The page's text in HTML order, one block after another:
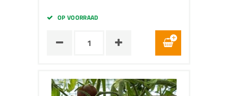
OP VOORRAAD